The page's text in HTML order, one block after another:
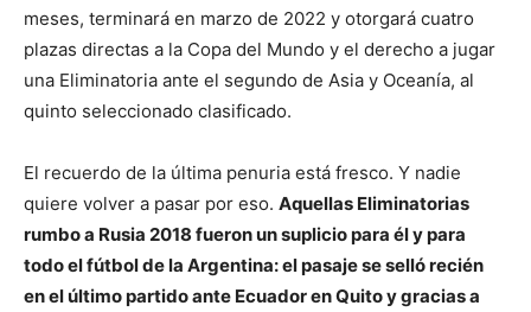
meses, terminará en marzo de 2022 y otorgará cuatro
plazas directas a la Copa del Mundo y el derecho a jugar
una Eliminatoria ante el segundo de Asia y Oceanía, al
quinto seleccionado clasificado.
El recuerdo de la última penuria está fresco. Y nadie
quiere volver a pasar por eso. Aquellas Eliminatorias
rumbo a Rusia 2018 fueron un suplicio para él y para
todo el fútbol de la Argentina: el pasaje se selló recién
en el último partido ante Ecuador en Quito y gracias a